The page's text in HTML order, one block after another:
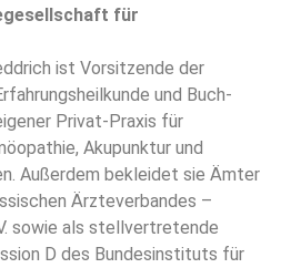
für
ist Vorsitzende der
und Buch-
Privat-Praxis für
Akupunktur und
Außerdem bekleidet sie Ämter
Ärzteverbandes –
sowie als stellvertretende
D des Bundesinstituts für